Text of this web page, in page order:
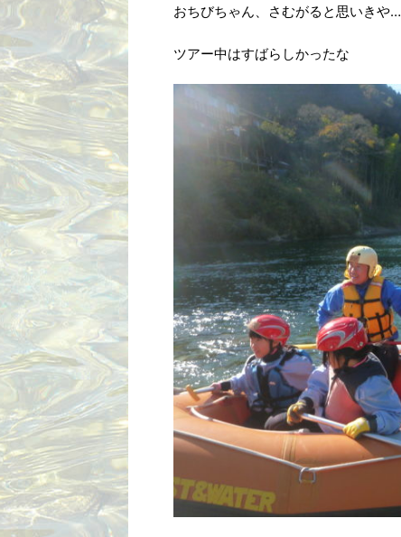
おちびちゃん、さむがると思いきや…
ツアー中はすばらしかったな